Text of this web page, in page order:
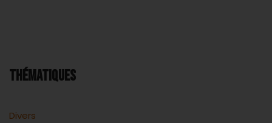
THÉMATIQUES
Divers